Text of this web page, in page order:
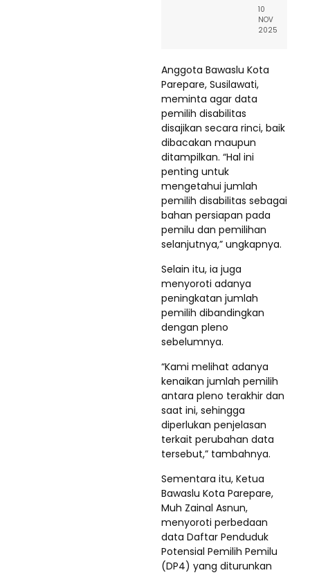
10
NOV
2025
Anggota Bawaslu Kota
Parepare, Susilawati,
meminta agar data
pemilih disabilitas
disajikan secara rinci, baik
dibacakan maupun
ditampilkan. “Hal ini
penting untuk
mengetahui jumlah
pemilih disabilitas sebagai
bahan persiapan pada
pemilu dan pemilihan
selanjutnya,” ungkapnya.
Selain itu, ia juga
menyoroti adanya
peningkatan jumlah
pemilih dibandingkan
dengan pleno
sebelumnya.
“Kami melihat adanya
kenaikan jumlah pemilih
antara pleno terakhir dan
saat ini, sehingga
diperlukan penjelasan
terkait perubahan data
tersebut,” tambahnya.
Sementara itu, Ketua
Bawaslu Kota Parepare,
Muh Zainal Asnun,
menyoroti perbedaan
data Daftar Penduduk
Potensial Pemilih Pemilu
(DP4) yang diturunkan